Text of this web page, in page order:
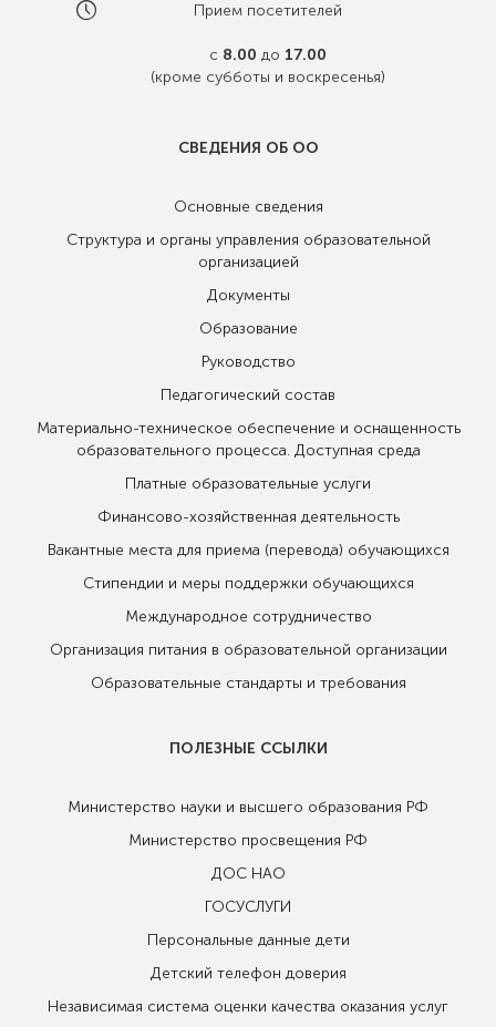
Прием посетителей
с 8.00 до 17.00
(кроме субботы и воскресенья)
СВЕДЕНИЯ ОБ ОО
Основные сведения
Структура и органы управления образовательной
организацией
Документы
Образование
Руководство
Педагогический состав
Материально-техническое обеспечение и оснащенность
образовательного процесса. Доступная среда
Платные образовательные услуги
Финансово-хозяйственная деятельность
Вакантные места для приема (перевода) обучающихся
Стипендии и меры поддержки обучающихся
Международное сотрудничество
Организация питания в образовательной организации
Образовательные стандарты и требования
ПОЛЕЗНЫЕ ССЫЛКИ
Министерство науки и высшего образования РФ
Министерство просвещения РФ
ДОС НАО
ГОСУСЛУГИ
Персональные данные дети
Детский телефон доверия
Независимая система оценки качества оказания услуг